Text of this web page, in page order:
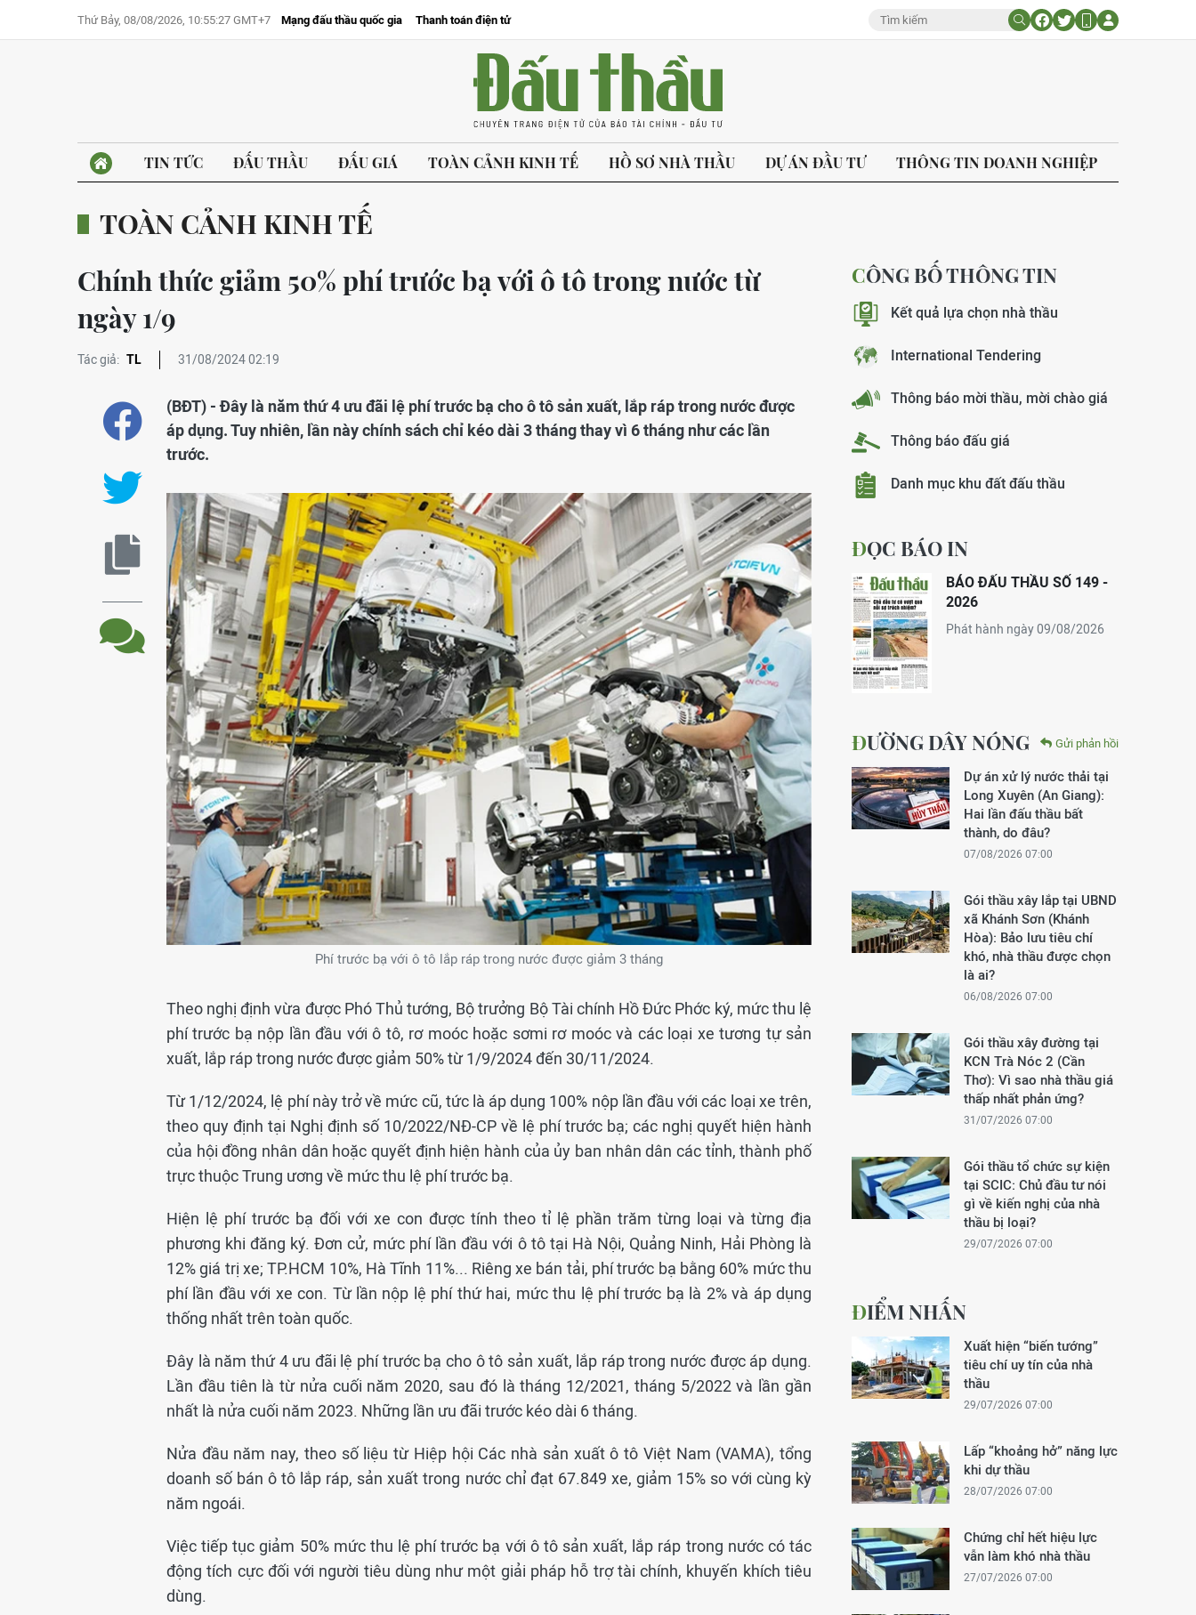
Thứ Bảy, 08/08/2026, 10:55:27 GMT+7 Mạng đấu thầu quốc gia Thanh toán điện tử
TIN TỨC ĐẤU THẦU ĐẤU GIÁ TOÀN CẢNH KINH TẾ HỒ SƠ NHÀ THẦU DỰ ÁN ĐẦU TƯ THÔNG TIN DOANH NGHIỆP
TOÀN CẢNH KINH TẾ
Chính thức giảm 50% phí trước bạ với ô tô trong nước từ
ngày 1/9
Tác giả: TL 31/08/2024 02:19
(BĐT) - Đây là năm thứ 4 ưu đãi lệ phí trước bạ cho ô tô sản xuất, lắp ráp trong nước được
áp dụng. Tuy nhiên, lần này chính sách chỉ kéo dài 3 tháng thay vì 6 tháng như các lần
trước.
Phí trước bạ với ô tô lắp ráp trong nước được giảm 3 tháng
Theo nghị định vừa được Phó Thủ tướng, Bộ trưởng Bộ Tài chính Hồ Đức Phớc ký, mức thu lệ
phí trước bạ nộp lần đầu với ô tô, rơ moóc hoặc sơmi rơ moóc và các loại xe tương tự sản
xuất, lắp ráp trong nước được giảm 50% từ 1/9/2024 đến 30/11/2024.
Từ 1/12/2024, lệ phí này trở về mức cũ, tức là áp dụng 100% nộp lần đầu với các loại xe trên,
theo quy định tại Nghị định số 10/2022/NĐ-CP về lệ phí trước bạ; các nghị quyết hiện hành
của hội đồng nhân dân hoặc quyết định hiện hành của ủy ban nhân dân các tỉnh, thành phố
trực thuộc Trung ương về mức thu lệ phí trước bạ.
Hiện lệ phí trước bạ đối với xe con được tính theo tỉ lệ phần trăm từng loại và từng địa
phương khi đăng ký. Đơn cử, mức phí lần đầu với ô tô tại Hà Nội, Quảng Ninh, Hải Phòng là
12% giá trị xe; TP.HCM 10%, Hà Tĩnh 11%... Riêng xe bán tải, phí trước bạ bằng 60% mức thu
phí lần đầu với xe con. Từ lần nộp lệ phí thứ hai, mức thu lệ phí trước bạ là 2% và áp dụng
thống nhất trên toàn quốc.
Đây là năm thứ 4 ưu đãi lệ phí trước bạ cho ô tô sản xuất, lắp ráp trong nước được áp dụng.
Lần đầu tiên là từ nửa cuối năm 2020, sau đó là tháng 12/2021, tháng 5/2022 và lần gần
nhất là nửa cuối năm 2023. Những lần ưu đãi trước kéo dài 6 tháng.
Nửa đầu năm nay, theo số liệu từ Hiệp hội Các nhà sản xuất ô tô Việt Nam (VAMA), tổng
doanh số bán ô tô lắp ráp, sản xuất trong nước chỉ đạt 67.849 xe, giảm 15% so với cùng kỳ
năm ngoái.
Việc tiếp tục giảm 50% mức thu lệ phí trước bạ với ô tô sản xuất, lắp ráp trong nước có tác
động tích cực đối với người tiêu dùng như một giải pháp hỗ trợ tài chính, khuyến khích tiêu
dùng.
CÔNG BỐ THÔNG TIN
Kết quả lựa chọn nhà thầu
International Tendering
Thông báo mời thầu, mời chào giá
Thông báo đấu giá
Danh mục khu đất đấu thầu
ĐỌC BÁO IN
BÁO ĐẤU THẦU SỐ 149 -
2026
Phát hành ngày 09/08/2026
ĐƯỜNG DÂY NÓNG Gửi phản hồi
Dự án xử lý nước thải tại
Long Xuyên (An Giang):
Hai lần đấu thầu bất
thành, do đâu?
07/08/2026 07:00
Gói thầu xây lắp tại UBND
xã Khánh Sơn (Khánh
Hòa): Bảo lưu tiêu chí
khó, nhà thầu được chọn
là ai?
06/08/2026 07:00
Gói thầu xây đường tại
KCN Trà Nóc 2 (Cần
Thơ): Vì sao nhà thầu giá
thấp nhất phản ứng?
31/07/2026 07:00
Gói thầu tổ chức sự kiện
tại SCIC: Chủ đầu tư nói
gì về kiến nghị của nhà
thầu bị loại?
29/07/2026 07:00
ĐIỂM NHẤN
Xuất hiện “biến tướng”
tiêu chí uy tín của nhà
thầu
29/07/2026 07:00
Lấp “khoảng hở” năng lực
khi dự thầu
28/07/2026 07:00
Chứng chỉ hết hiệu lực
vẫn làm khó nhà thầu
27/07/2026 07:00